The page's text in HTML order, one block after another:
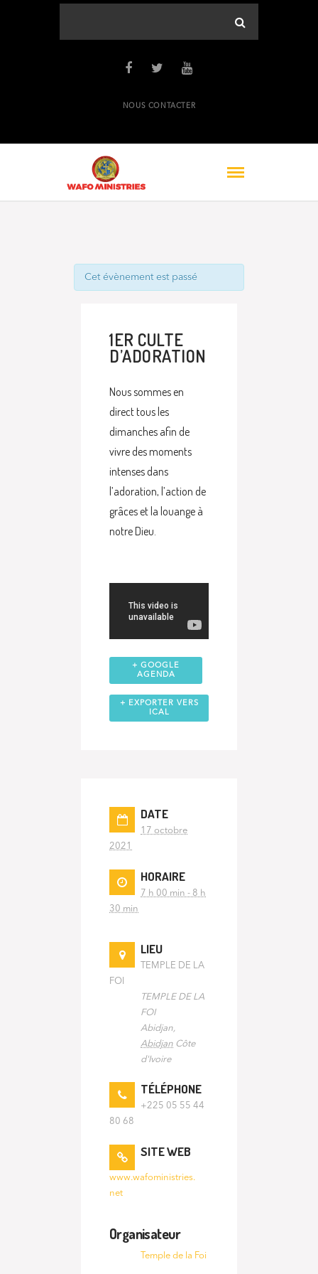
NOUS CONTACTER
Cet évènement est passé
1ER CULTE
D’ADORATION
Nous sommes en
direct tous les
dimanches afin de
vivre des moments
intenses dans
l’adoration, l’action de
grâces et la louange à
notre Dieu.
+ GOOGLE
AGENDA
+ EXPORTER VERS
ICAL
DATE
17 octobre
2021
HORAIRE
7 h 00 min - 8 h
30 min
LIEU
TEMPLE DE LA
FOI
TEMPLE DE LA
FOI
Abidjan
Abidjan Côte
d'Ivoire
TÉLÉPHONE
+225 05 55 44
80 68
SITE WEB
www.wafoministries.
net
Organisateur
Temple de la Foi